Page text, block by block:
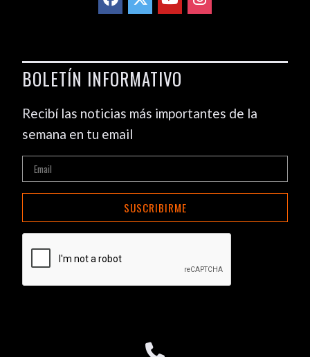
BOLETÍN INFORMATIVO
Recibí las noticias más importantes de la
semana en tu email
SUSCRIBIRME